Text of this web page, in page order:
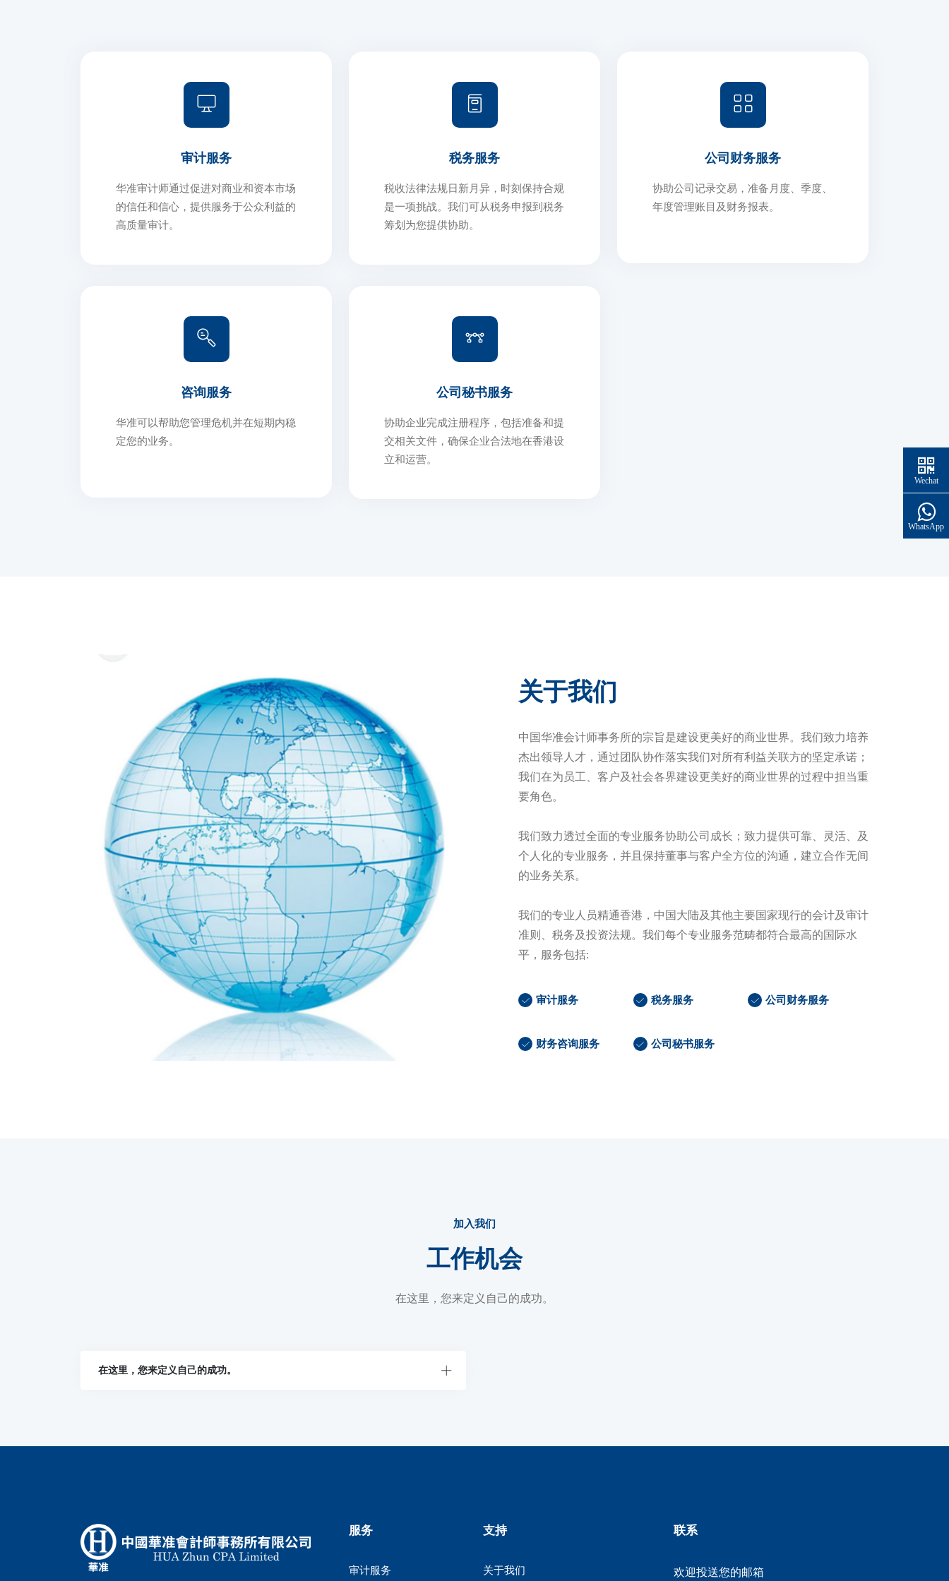
审计服务
华准审计师通过促进对商业和资本市场
的信任和信心，提供服务于公众利益的
高质量审计。
税务服务
税收法律法规日新月异，时刻保持合规
是一项挑战。我们可从税务申报到税务
筹划为您提供协助。
公司财务服务
协助公司记录交易，准备月度、季度、
年度管理账目及财务报表。
咨询服务
华准可以帮助您管理危机并在短期内稳
定您的业务。
公司秘书服务
协助企业完成注册程序，包括准备和提
交相关文件，确保企业合法地在香港设
立和运营。
关于我们
中国华准会计师事务所的宗旨是建设更美好的商业世界。我们致力培养
杰出领导人才，通过团队协作落实我们对所有利益关联方的坚定承诺；
我们在为员工、客户及社会各界建设更美好的商业世界的过程中担当重
要角色。
我们致力透过全面的专业服务协助公司成长；致力提供可靠、灵活、及
个人化的专业服务，并且保持董事与客户全方位的沟通，建立合作无间
的业务关系。
我们的专业人员精通香港，中国大陆及其他主要国家现行的会计及审计
准则、税务及投资法规。我们每个专业服务范畴都符合最高的国际水
平，服务包括:
审计服务 税务服务 公司财务服务
财务咨询服务 公司秘书服务
加入我们
工作机会
在这里，您来定义自己的成功。
在这里，您来定义自己的成功。
服务
审计服务
支持
关于我们
联系
欢迎投送您的邮箱
Wechat
WhatsApp